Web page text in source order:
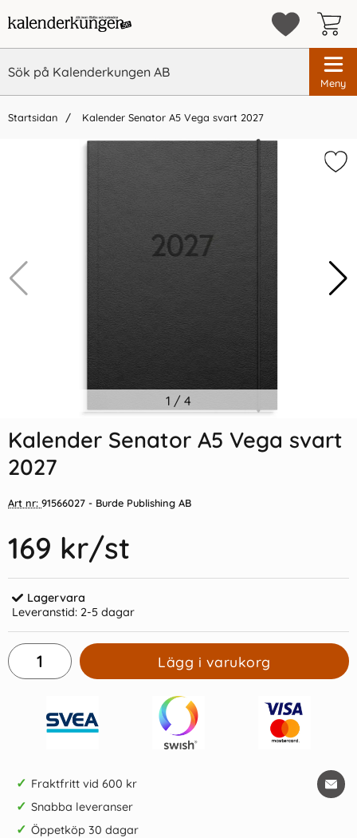
Meny
Startsidan Kalender Senator A5 Vega svart 2027
Vi rekommenderar
svart
55 kr/st
420x297mm 2027
69 kr/st
1 / 4
Kalender Senator A5 Vega svart
2027
Art nr: 91566027 - Burde Publishing AB
169 kr/st
Lagervara
Leveranstid: 2-5 dagar
Lägg i varukorg
✓ Fraktfritt vid 600 kr
✓ Snabba leveranser
✓ Öppetköp 30 dagar